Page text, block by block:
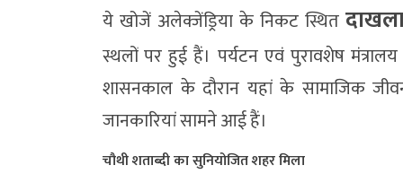
ये खोजें अलेक्जेंड्रिया के निकट स्थित
स्थलों पर हुई हैं। पर्यटन एवं पुरावशेष
शासनकाल के दौरान यहां के सामाजिक
जानकारियां सामने आई हैं।
चौथी शताब्दी का सुनियोजित शहर मिला